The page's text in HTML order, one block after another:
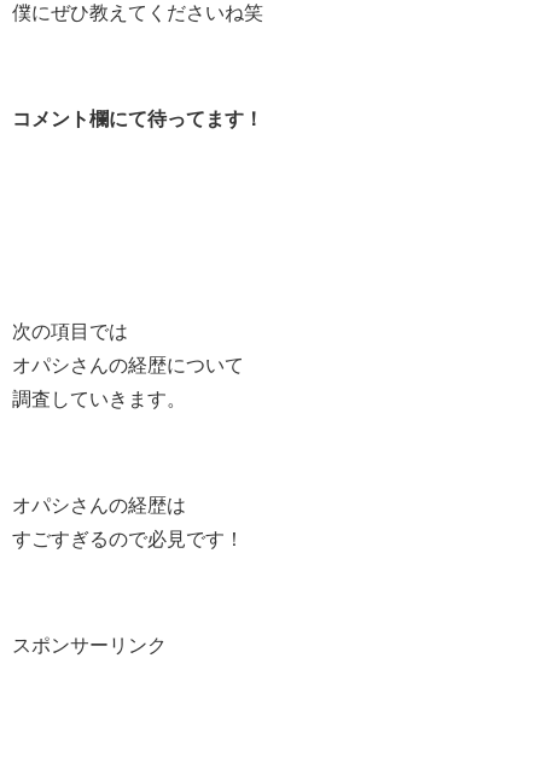
僕にぜひ教えてくださいね笑
コメント欄にて待ってます！
次の項目では
オパシさんの経歴について
調査していきます。
オパシさんの経歴は
すごすぎるので必見です！
スポンサーリンク